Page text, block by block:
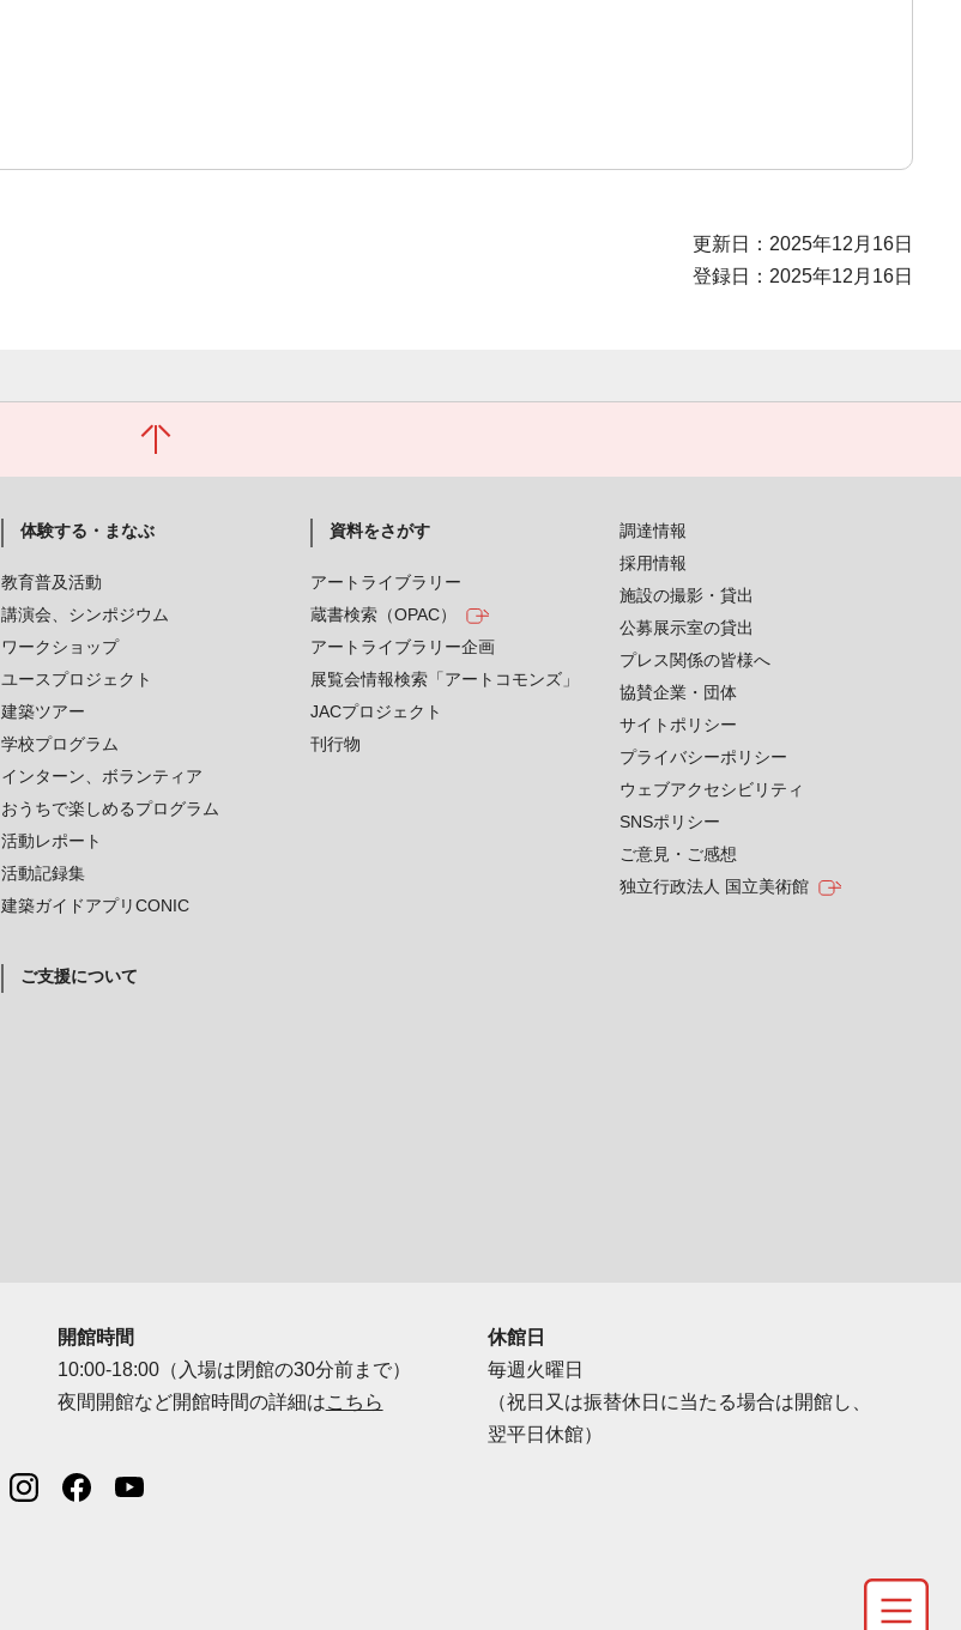
更新日：2025年12月16日
登録日：2025年12月16日
体験する・まなぶ
教育普及活動
講演会、シンポジウム
ワークショップ
ユースプロジェクト
建築ツアー
学校プログラム
インターン、ボランティア
おうちで楽しめるプログラム
活動レポート
活動記録集
建築ガイドアプリCONIC
資料をさがす
アートライブラリー
蔵書検索（OPAC）
アートライブラリー企画
展覧会情報検索「アートコモンズ」
JACプロジェクト
刊行物
ご支援について
調達情報
採用情報
施設の撮影・貸出
公募展示室の貸出
プレス関係の皆様へ
協賛企業・団体
サイトポリシー
プライバシーポリシー
ウェブアクセシビリティ
SNSポリシー
ご意見・ご感想
独立行政法人 国立美術館
開館時間
10:00-18:00（入場は閉館の30分前まで）
夜間開館など開館時間の詳細はこちら
休館日
毎週火曜日
（祝日又は振替休日に当たる場合は開館し、
翌平日休館）